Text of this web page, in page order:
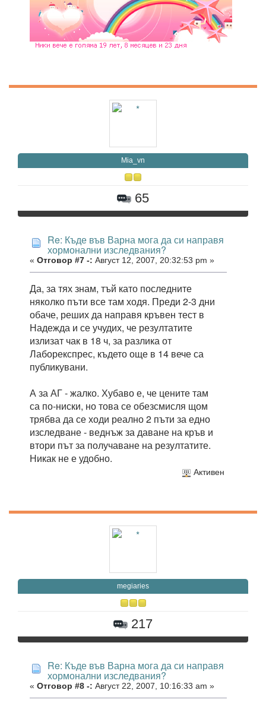
Mia_vn
65
Re: Къде във Варна мога да си направя
хормонални изследвания?
« Отговор #7 -: Август 12, 2007, 20:32:53 pm »
Да, за тях знам, тъй като последните
няколко пъти все там ходя. Преди 2-3 дни
обаче, реших да направя кръвен тест в
Надежда и се учудих, че резултатите
излизат чак в 18 ч, за разлика от
Лаборекспрес, където още в 14 вече са
публикувани.
А за АГ - жалко. Хубаво е, че цените там
са по-ниски, но това се обезсмисля щом
трябва да се ходи реално 2 пъти за едно
изследване - веднъж за даване на кръв и
втори път за получаване на резултатите.
Никак не е удобно.
Активен
megiaries
217
Re: Къде във Варна мога да си направя
хормонални изследвания?
« Отговор #8 -: Август 22, 2007, 10:16:33 am »